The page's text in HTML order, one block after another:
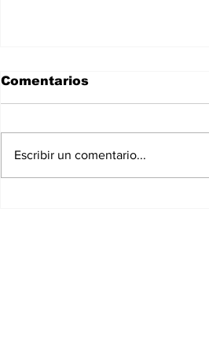
Comentarios
Escribir un comentario...